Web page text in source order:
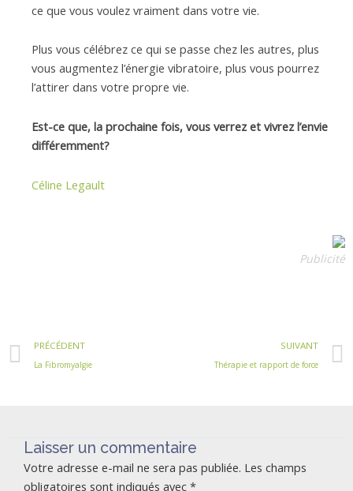
ce que vous voulez vraiment dans votre vie.
Plus vous célébrez ce qui se passe chez les autres, plus
vous augmentez l’énergie vibratoire, plus vous pourrez
l’attirer dans votre propre vie.
Est-ce que, la prochaine fois, vous verrez et vivrez l’envie
différemment?
Céline Legault
Publicité
Précédent
PRÉCÉDENT
La Fibromyalgie
SUIVANT
Thérapie et rapport de force
Laisser un commentaire
Votre adresse e-mail ne sera pas publiée. Les champs
obligatoires sont indiqués avec *